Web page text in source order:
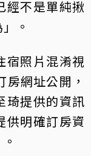
經不是單純揪
。
宿照片混淆視
網址公開，
琦提供的資訊
供明確訂房資